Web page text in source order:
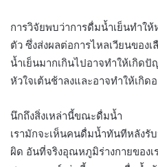
การวิจัยพบว่าการดื่มน้ำเย็นทำให้
ตัว ซึ่งส่งผลต่อการไหลเวียนของ
น้ำเย็นมากเกินไปอาจทำให้เกิด
หัวใจเต้นช้าลงและอาจทำให้เกิด
นึกถึงสิ่งเหล่านี้ขณะดื่มน้ำ
เรามักจะเห็นคนดื่มน้ำทันทีหลังรั
ผิด อันที่จริงอุณหภูมิร่างกายของ